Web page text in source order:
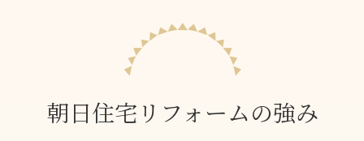
朝日住宅リフォームの強み